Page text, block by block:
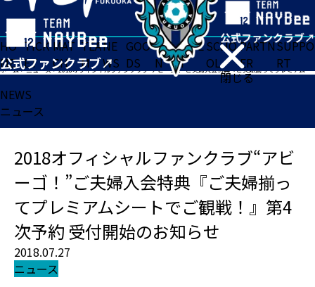
閉じる
HO
ME
TICK
ET
MAT
CH
TEA
M
NE
WS
GOO
DS
FA
N
ACADE
MY
SCHO
OL
PARTN
ER
SUPPO
RT
ホーム>ニュース>2018オフィシャルファンクラブ“アビーゴ！”ご夫婦入会特典『ご夫婦揃ってプレミアムシートでご観戦！』第4次予約 受付開始のお知らせ
NEWS
ニュース
2018オフィシャルファンクラブ“アビ
ーゴ！”ご夫婦入会特典『ご夫婦揃っ
てプレミアムシートでご観戦！』第4
次予約 受付開始のお知らせ
2018.07.27
ニュース